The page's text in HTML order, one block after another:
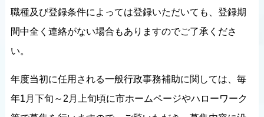
職種及び登録条件によっては登録いただいても、登録期
間中全く連絡がない場合もありますのでご了承くださ
い。
年度当初に任用される⼀般⾏政事務補助に関しては、毎
年1⽉下旬～2月上旬頃に市ホームページやハローワーク